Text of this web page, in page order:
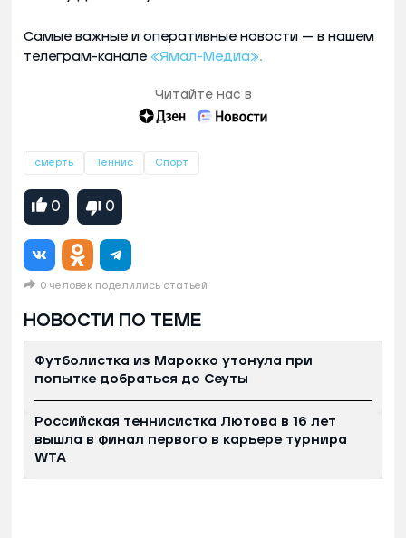
Самые важные и оперативные новости — в нашем
телеграм-канале «Ямал-Медиа».
Читайте нас в
смерть Теннис Спорт
0 0
0 человек поделились статьей
НОВОСТИ ПО ТЕМЕ
Футболистка из Марокко утонула при
попытке добраться до Сеуты
Российская теннисистка Лютова в 16 лет
вышла в финал первого в карьере турнира
WTA